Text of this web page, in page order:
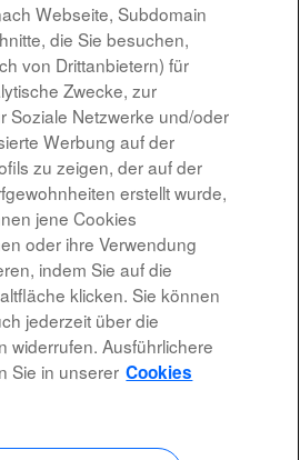
Ergebnisse1 – 15
5 »
Tagen) Sie eine Benachrichtigung
erstellen
Rechtshinweis
Barrierefreiheit
Webseite, Subdomain
die Sie besuchen,
von Drittanbietern) für
Zwecke, zur
Soziale Netzwerke und/oder
Werbung auf der
zu zeigen, der auf der
erstellt wurde,
jene Cookies
oder ihre Verwendung
indem Sie auf die
klicken. Sie können
jederzeit über die
widerrufen. Ausführlichere
Sie in unserer Cookies